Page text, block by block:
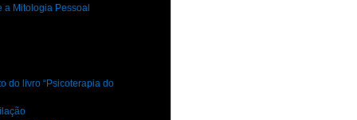
a Mitologia Pessoal
do livro “Psicoterapia do